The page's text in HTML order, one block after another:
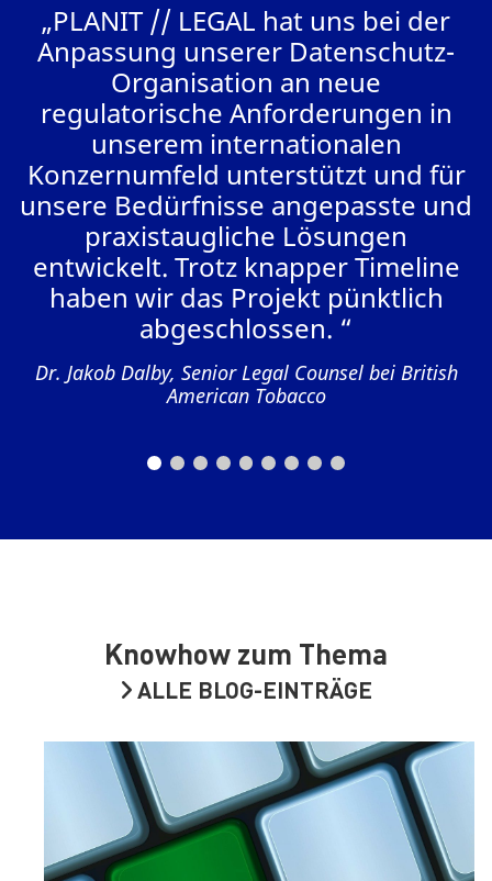
„PLANIT // LEGAL hat uns bei der
Anpassung unserer Datenschutz-
Organisation an neue
regulatorische Anforderungen in
unserem internationalen
Konzernumfeld unterstützt und für
unsere Bedürfnisse angepasste und
praxistaugliche Lösungen
entwickelt. Trotz knapper Timeline
haben wir das Projekt pünktlich
abgeschlossen. “
Dr. Jakob Dalby, Senior Legal Counsel bei British
American Tobacco
Knowhow zum Thema
ALLE BLOG-EINTRÄGE